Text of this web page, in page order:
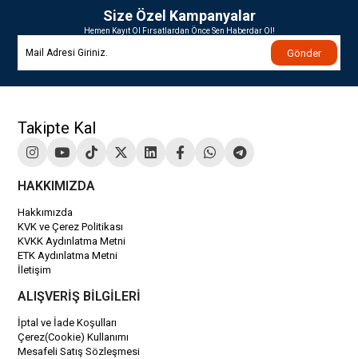
Size Özel Kampanyalar
Hemen Kayıt Ol Fırsatlardan Önce Sen Haberdar Ol!
Gönder
Takipte Kal
HAKKIMIZDA
Hakkımızda
KVK ve Çerez Politikası
KVKK Aydınlatma Metni
ETK Aydınlatma Metni
İletişim
ALIŞVERİŞ BİLGİLERİ
İptal ve İade Koşulları
Çerez(Cookie) Kullanımı
Mesafeli Satış Sözleşmesi